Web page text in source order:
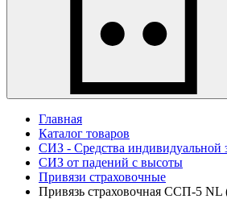
Главная
Каталог товаров
СИЗ - Средства индивидуальной
СИЗ от падений с высоты
Привязи страховочные
Привязь страховочная ССП-5